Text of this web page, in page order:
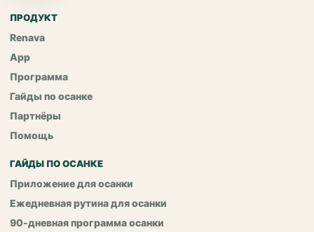
ПРОДУКТ
Renava
App
Программа
Гайды по осанке
Партнёры
Помощь
ГАЙДЫ ПО ОСАНКЕ
Приложение для осанки
Ежедневная рутина для осанки
90-дневная программа осанки